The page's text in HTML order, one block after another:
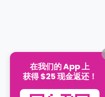
在我们的 App 上
获得 $25 现金返还！